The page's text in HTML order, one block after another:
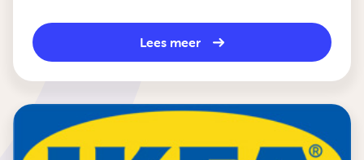
Lees meer